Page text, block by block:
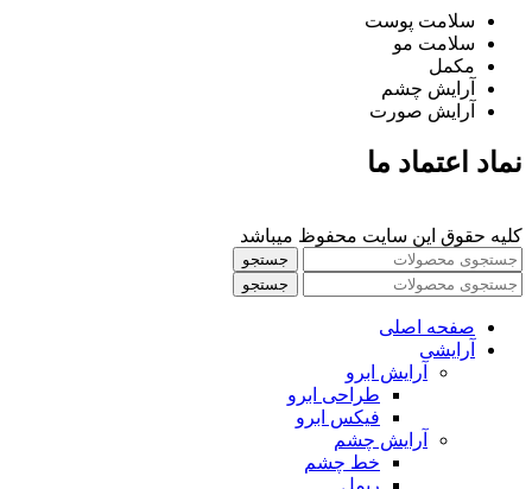
سلامت پوست
سلامت مو
مکمل
آرایش چشم
آرایش صورت
نماد اعتماد ما
کلیه حقوق این سایت محفوظ میباشد
جستجو
جستجو
صفحه اصلی
آرایشی
آرايش ابرو
طراحی ابرو
فیکس ابرو
آرايش چشم
خط چشم
ريمل